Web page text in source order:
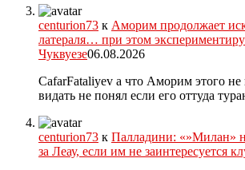
centurion73 к Аморим продолжает
латераля… при этом
Чуквуезе06.08.2026
CafarFataliyev а что Аморим этого
видать не понял если его оттуда
centurion73 к Палладини: «»Милан»
за Леау, если им не заинтересуется